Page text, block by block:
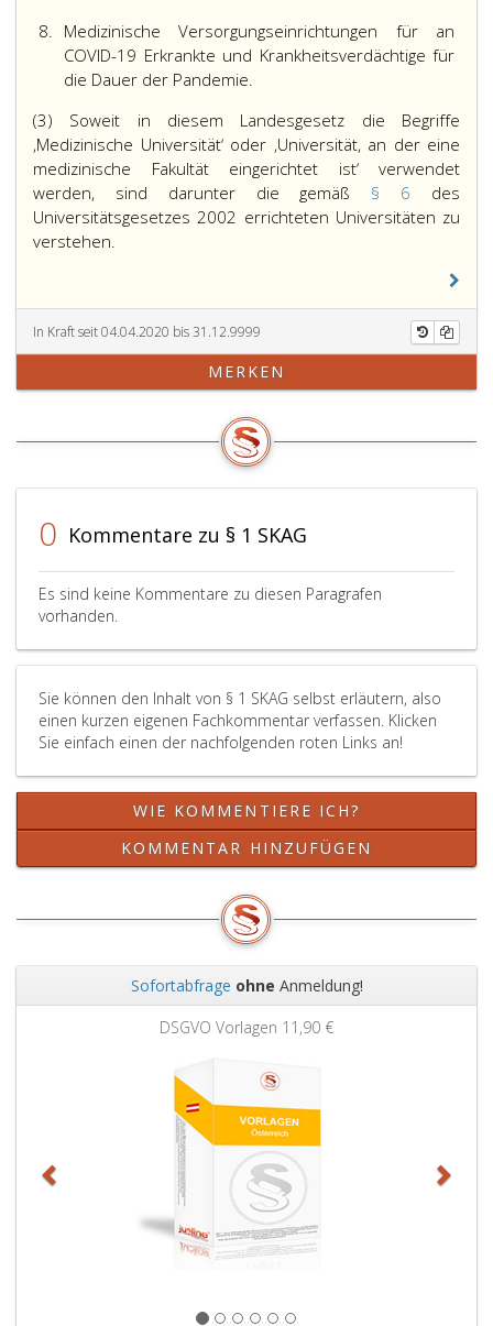
8. Medizinische Versorgungseinrichtungen für an
COVID-19 Erkrankte und Krankheitsverdächtige für
die Dauer der Pandemie.
(3) Soweit in diesem Landesgesetz die Begriffe
‚Medizinische Universität‘ oder ‚Universität, an der eine
medizinische Fakultät eingerichtet ist‘ verwendet
werden, sind darunter die gemäß § 6 des
Universitätsgesetzes 2002 errichteten Universitäten zu
verstehen.
In Kraft seit 04.04.2020 bis 31.12.9999
MERKEN
0 Kommentare zu § 1 SKAG
Es sind keine Kommentare zu diesen Paragrafen
vorhanden.
Sie können den Inhalt von § 1 SKAG selbst erläutern, also
einen kurzen eigenen Fachkommentar verfassen. Klicken
Sie einfach einen der nachfolgenden roten Links an!
WIE KOMMENTIERE ICH?
KOMMENTAR HINZUFÜGEN
Sofortabfrage ohne Anmeldung!
DSGVO Vorlagen 11,90 €